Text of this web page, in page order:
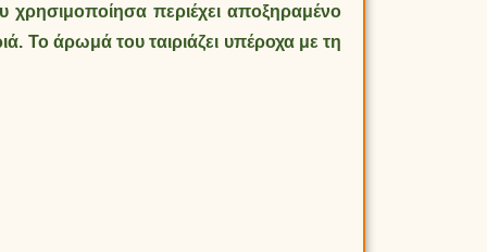
περιέχει αποξηραμένο
Το άρωμά του ταιριάζει υπέροχα με τη